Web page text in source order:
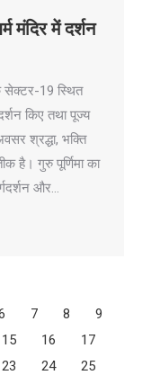
मंदिर में दर्शन
सेक्टर-19 स्थित
किए तथा पूज्य
श्रद्धा, भक्ति
है। गुरु पूर्णिमा का
और…
7 8
9
15 16
17
23 24
25